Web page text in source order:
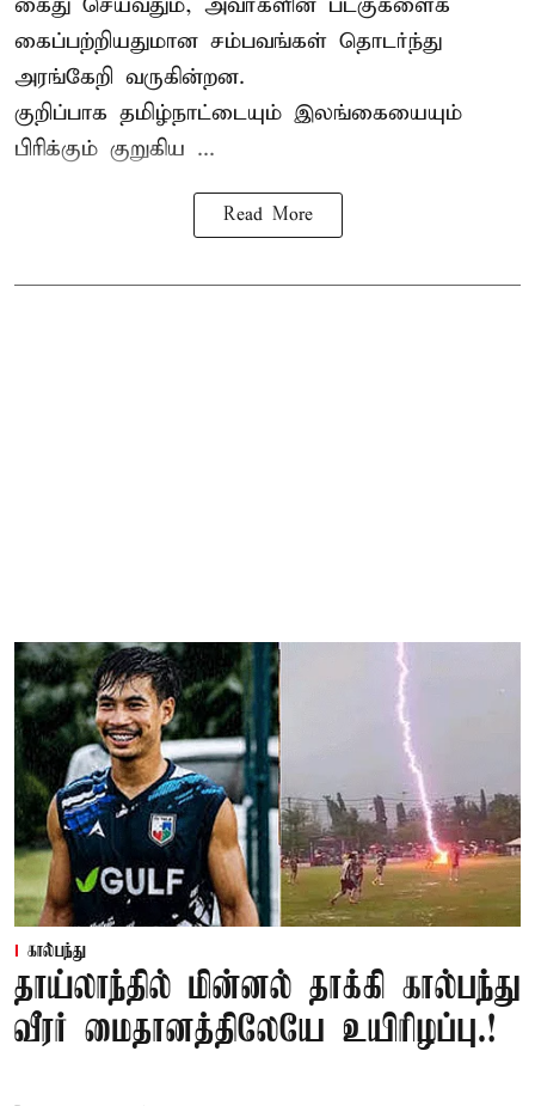
கைப்பற்றியதுமான சம்பவங்கள் தொடர்ந்து
அரங்கேறி வருகின்றன.
குறிப்பாக தமிழ்நாட்டையும் இலங்கையையும்
பிரிக்கும் குறுகிய ...
Read More
கால்பந்து
தாய்லாந்தில் மின்னல் தாக்கி கால்பந்து
வீரர் மைதானத்திலேயே உயிரிழப்பு.!